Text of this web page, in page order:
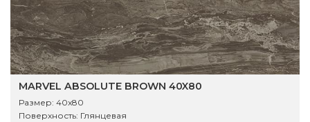
MARVEL ABSOLUTE BROWN 40X80
Размер: 40x80
Поверхность: Глянцевая